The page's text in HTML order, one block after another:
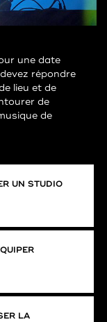
une date
répondre
lieu et de
de
de
UN STUDIO
LA